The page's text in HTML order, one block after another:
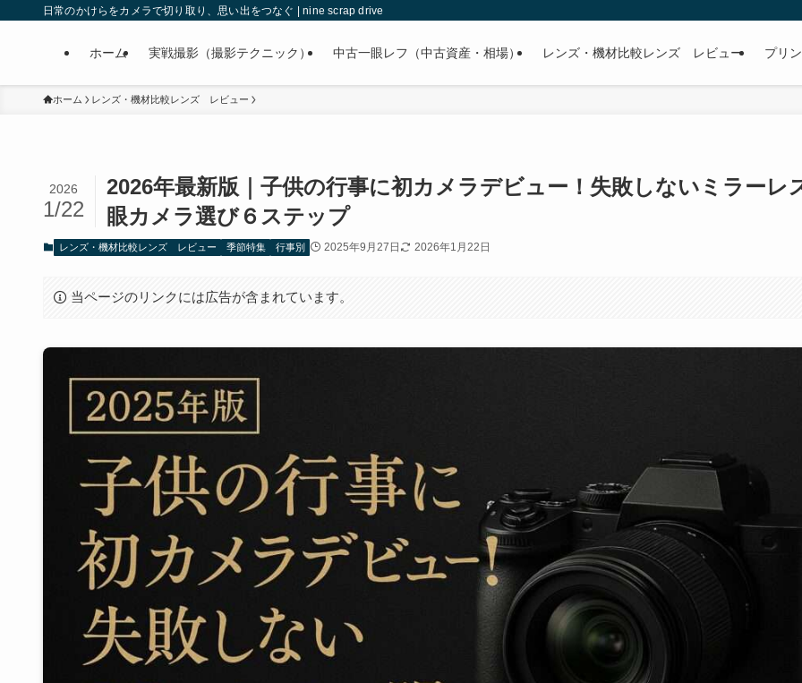
日常のかけらをカメラで切り取り、思い出をつなぐ | nine scrap drive
ホーム 実戦撮影（撮影テクニック） 中古一眼レフ（中古資産・相場） レンズ・機材比較レンズ レビュー プリ
ホーム レンズ・機材比較レンズ レビュー
2026年最新版｜子供の行事に初カメラデビュー！失敗しないミラーレ
眼カメラ選び６ステップ
2026
1/22
レンズ・機材比較レンズ レビュー 季節特集 行事別 2025年9月27日 2026年1月22日
当ページのリンクには広告が含まれています。